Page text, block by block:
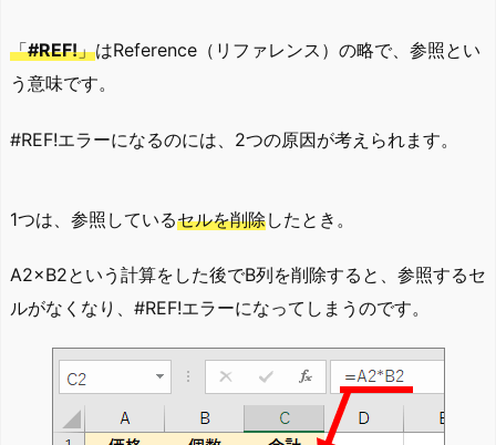
「#REF!」はReference（リファレンス）の略で、参照とい
う意味です。
#REF!エラーになるのには、2つの原因が考えられます。
1つは、参照しているセルを削除したとき。
A2×B2という計算をした後でB列を削除すると、参照するセ
ルがなくなり、#REF!エラーになってしまうのです。